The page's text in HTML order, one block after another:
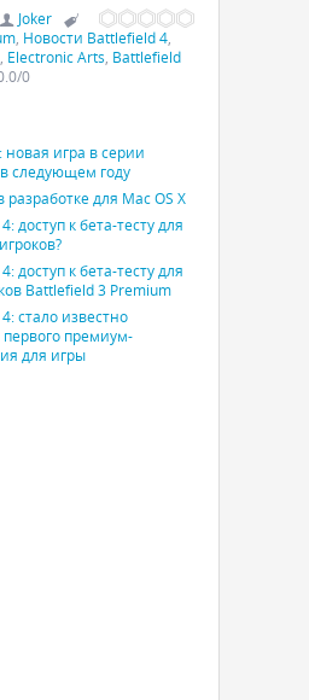
Joker
, Новости Battlefield 4,
, Electronic Arts, Battlefield
/0
новая игра в серии
следующем году
разработке для Mac OS X
доступ к бета-тесту для
доступ к бета-тесту для
Battlefield 3 Premium
стало известно
премиум-
для игры